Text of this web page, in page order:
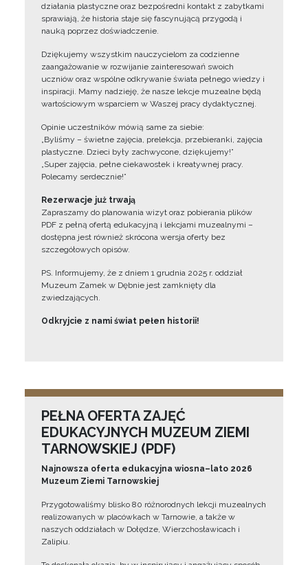
działania plastyczne oraz bezpośredni kontakt z zabytkami
sprawiają, że historia staje się fascynującą przygodą i
nauką poprzez doświadczenie.
Dziękujemy wszystkim nauczycielom za codzienne
zaangażowanie w rozwijanie zainteresowań swoich
uczniów oraz wspólne odkrywanie świata pełnego wiedzy i
inspiracji. Mamy nadzieję, że nasze lekcje muzealne będą
wartościowym wsparciem w Waszej pracy dydaktycznej.
Opinie uczestników mówią same za siebie:
„Byliśmy – świetne zajęcia, prelekcja, przebieranki, zajęcia
plastyczne. Dzieci były zachwycone, dziękujemy!”
„Super zajęcia, pełne ciekawostek i kreatywnej pracy.
Polecamy serdecznie!”
Rezerwacje już trwają
Zapraszamy do planowania wizyt oraz pobierania plików
PDF z pełną ofertą edukacyjną i lekcjami muzealnymi –
dostępna jest również skrócona wersja oferty bez
szczegółowych opisów.
PS. Informujemy, że z dniem 1 grudnia 2025 r. oddział
Muzeum Zamek w Dębnie jest zamknięty dla
zwiedzających.
Odkryjcie z nami świat pełen historii!
PEŁNA OFERTA ZAJĘĆ
EDUKACYJNYCH MUZEUM ZIEMI
TARNOWSKIEJ (PDF)
Najnowsza oferta edukacyjna wiosna–lato 2026
Muzeum Ziemi Tarnowskiej
Przygotowaliśmy blisko 80 różnorodnych lekcji muzealnych
realizowanych w placówkach w Tarnowie, a także w
naszych oddziałach w Dołędze, Wierzchosławicach i
Zalipiu.